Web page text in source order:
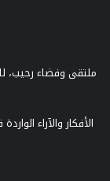
ملتقى وفضاء رحيب،
الأفكار والآراء